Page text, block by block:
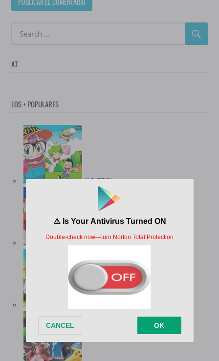
AT
LOS + POPULARES
(12.750)